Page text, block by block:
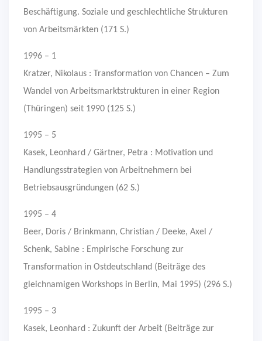
Beschäftigung. Soziale und geschlechtliche Strukturen
von Arbeitsmärkten (171 S.)
1996 – 1
Kratzer, Nikolaus : Transformation von Chancen – Zum
Wandel von Arbeitsmarktstrukturen in einer Region
(Thüringen) seit 1990 (125 S.)
1995 – 5
Kasek, Leonhard / Gärtner, Petra : Motivation und
Handlungsstrategien von Arbeitnehmern bei
Betriebsausgründungen (62 S.)
1995 – 4
Beer, Doris / Brinkmann, Christian / Deeke, Axel /
Schenk, Sabine : Empirische Forschung zur
Transformation in Ostdeutschland (Beiträge des
gleichnamigen Workshops in Berlin, Mai 1995) (296 S.)
1995 – 3
Kasek, Leonhard : Zukunft der Arbeit (Beiträge zur